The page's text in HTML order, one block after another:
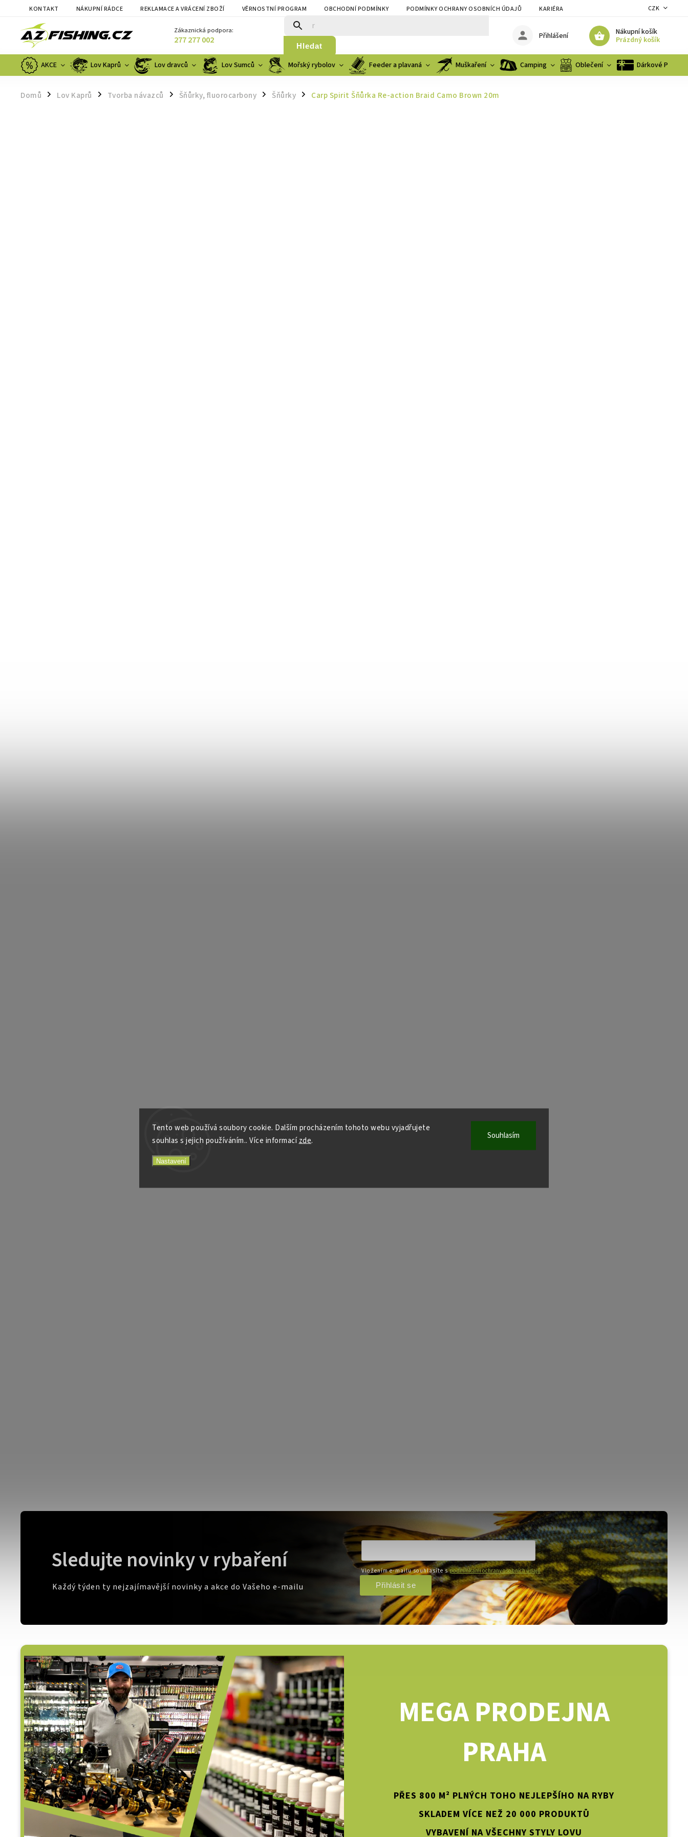
Tento web používá soubory cookie. Dalším procházením tohoto webu vyjadřujete
souhlas s jejich používáním.. Více informacízde.
Nastavení
Souhlasím
KONTAKT NÁKUPNÍ RÁDCE REKLAMACE A VRÁCENÍ ZBOŽÍ VĚRNOSTNÍ PROGRAM OBCHODNÍ PODMÍNKY PODMÍNKY OCHRANY OSOBNÍCH ÚDAJŮ KARIÉRA CZK
Zákaznická podpora:
277 277 002 Hledat
Nákupní košík
Prázdný košík
Přihlášení
AKCE Lov Kaprů Lov dravců Lov Sumců Mořský rybolov Feeder a plavaná Muškaření Camping Oblečení Dárkové
Domů / Lov Kaprů / Tvorba návazců / Šňůrky, fluorocarbony / Šňůrky / Carp Spirit Šňůrka Re-action Braid Camo Brown 20m
MEGA PRODEJNA
PRAHA
PŘES 800 M² PLNÝCH TOHO NEJLEPŠÍHO NA RYBY
SKLADEM VÍCE NEŽ 20 000 PRODUKTŮ
VYBAVENÍ NA VŠECHNY STYLY LOVU
Sledujte novinky v rybaření
Každý týden ty nejzajímavější novinky a akce do Vašeho e-mailu
Vložením e-mailu souhlasíte spodmínkami ochrany osobních údajů
Přihlásit se